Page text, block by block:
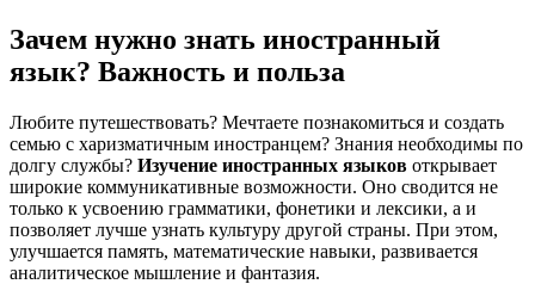
Зачем нужно знать иностранный
язык? Важность и польза
Любите путешествовать? Мечтаете познакомиться и создать
семью с харизматичным иностранцем? Знания необходимы по
долгу службы? Изучение иностранных языков открывает
широкие коммуникативные возможности. Оно сводится не
только к усвоению грамматики, фонетики и лексики, а и
позволяет лучше узнать культуру другой страны. При этом,
улучшается память, математические навыки, развивается
аналитическое мышление и фантазия.